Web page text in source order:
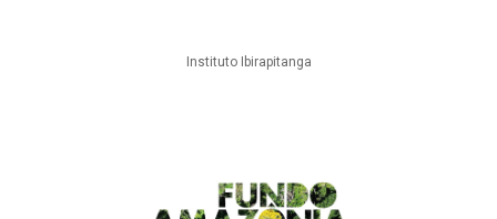
Instituto Ibirapitanga